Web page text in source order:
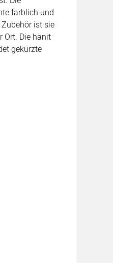
farblich und
ist sie
Ort. Die hanit
gekürzte